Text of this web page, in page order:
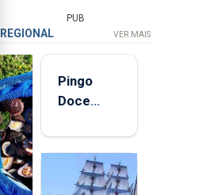
PUB
REGIONAL VER MAIS
Pingo
Doce
quinta-
feira nova
loja em